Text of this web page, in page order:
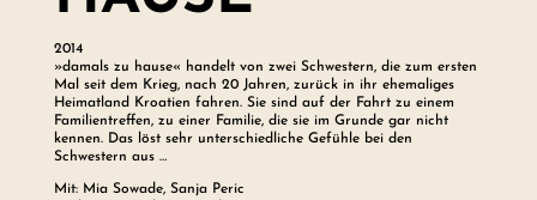
2014
»damals zu hause« handelt von zwei Schwestern, die zum ersten
Mal seit dem Krieg, nach 20 Jahren, zurück in ihr ehemaliges
Heimatland Kroatien fahren. Sie sind auf der Fahrt zu einem
Familientreffen, zu einer Familie, die sie im Grunde gar nicht
kennen. Das löst sehr unterschiedliche Gefühle bei den
Schwestern aus …
Mit: Mia Sowade, Sanja Peric